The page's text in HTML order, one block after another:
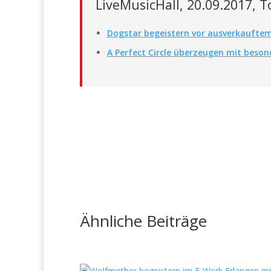
LiveMusicHall, 20.09.2017,
Dogstar begeistern vor
A Perfect Circle überzeugen mit
Ähnliche Beiträge